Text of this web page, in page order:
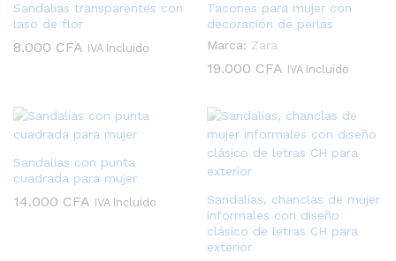
Sandalias transparentes con
laso de flor
8.000 CFA IVA Incluido
Tacones para mujer con
decoración de perlas
Marca: Zara
19.000 CFA IVA Incluido
Sandalias con punta
cuadrada para mujer
14.000 CFA IVA Incluido
Sandalias, chanclas de mujer
informales con diseño
clásico de letras CH para
exterior